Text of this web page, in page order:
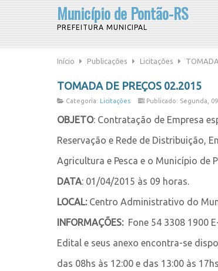
Município de Pontão-RS
PREFEITURA MUNICIPAL
Início Publicações Licitações
TOMADA DE PREÇOS 02.2015
Categoria: Licitações Publicado: Segunda,
OBJETO: Contratação de Empresa
Reservação e Rede de Distribuição,
Agricultura e Pesca e o Município de
DATA: 01/04/2015 às 09 horas.
LOCAL: Centro Administrativo do
INFORMAÇÕES: Fone 54 3308 1900
Edital e seus anexo encontra-se
das 08hs às 12:00 e das 13:00 às 17hs.